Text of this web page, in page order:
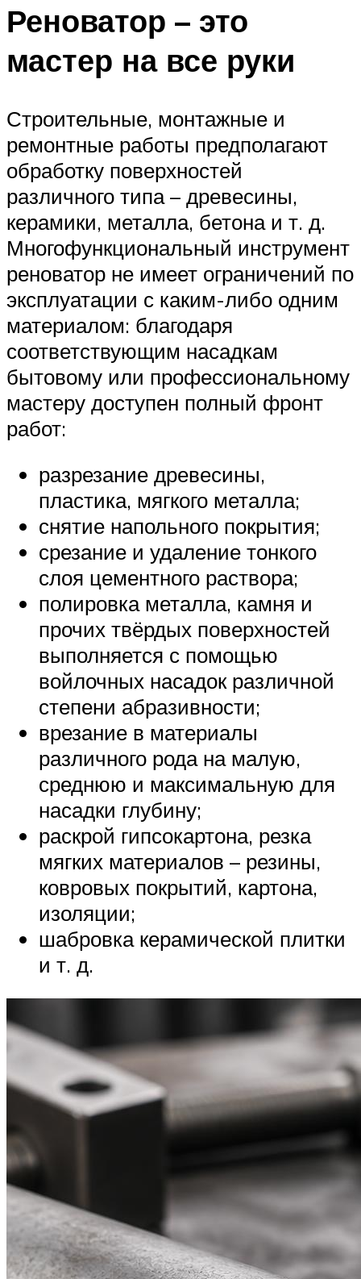
Реноватор – это
мастер на все руки
Строительные, монтажные и
ремонтные работы предполагают
обработку поверхностей
различного типа – древесины,
керамики, металла, бетона и т. д.
Многофункциональный инструмент
реноватор не имеет ограничений по
эксплуатации с каким-либо одним
материалом: благодаря
соответствующим насадкам
бытовому или профессиональному
мастеру доступен полный фронт
работ:
разрезание древесины,
пластика, мягкого металла;
снятие напольного покрытия;
срезание и удаление тонкого
слоя цементного раствора;
полировка металла, камня и
прочих твёрдых поверхностей
выполняется с помощью
войлочных насадок различной
степени абразивности;
врезание в материалы
различного рода на малую,
среднюю и максимальную для
насадки глубину;
раскрой гипсокартона, резка
мягких материалов – резины,
ковровых покрытий, картона,
изоляции;
шабровка керамической плитки
и т. д.